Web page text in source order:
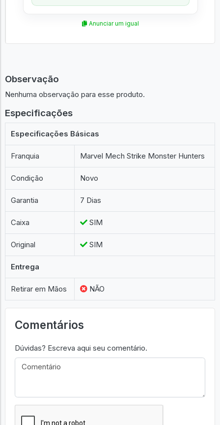
Anunciar um igual
Observação
Nenhuma observação para esse produto.
Especificações
Especificações Básicas
Franquia Marvel Mech Strike Monster Hunters
Condição Novo
Garantia 7 Dias
Caixa SIM
Original SIM
Entrega
Retirar em Mãos NÃO
Comentários
Dúvidas? Escreva aqui seu comentário.